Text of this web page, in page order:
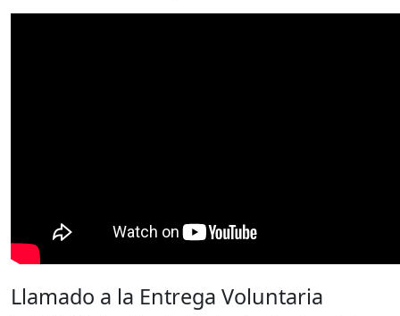
Llamado a la Entrega Voluntaria